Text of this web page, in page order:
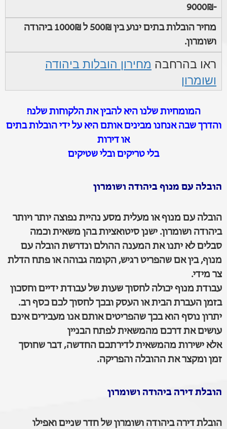
-9000₪
מחיר הובלות בתים ינוע בין 500₪ ל 1000₪ ביהודה
ושומרון.
ראו בהרחבה מחירון הובלות ביהודה
ושומרון
המומחיות שלנו היא להבין את הלקוחות שלנו!
והדרך שבה אנחנו מבינים אותם היא על ידי הובלות בתים
או דירות
בלי טריקים ובלי שטיקים
הובלה עם מנוף ביהודה ושומרון
הובלה עם מנוף או מעלית מסע נהיית נפוצה יותר ויותר
ביהודה ושומרון. ישנן סיטואציות בהן משאית וכמה
סבלים לא יתנו את המענה ההולם ונדרשת הובלה עם
מנוף, בין אם שהפריט רגיש, הקומה גבוהה או פתח הדלת
צר מידי.
עבודת מנוף יכולה לחסוך שעות של עבודת ידיים וחסכון
בזמן העברת הבית או העסק ובכך לחסוך לכם כסף רב.
יתרון נוסף הוא בכך שהפריטים אותם אנו מעבירים אינם
עושים את דרכם מהמשאית לפתח הבניין
אלא ישירות מהמשאית לדירתכם החדשה, דבר שחוסך
זמן ומקצר את ההובלה והפריקה.
הובלת דירה ביהודה ושומרון
הובלת דירה ביהודה ושומרון של חדר שניים ואפילו